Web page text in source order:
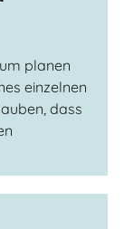
planen
einzelnen
dass